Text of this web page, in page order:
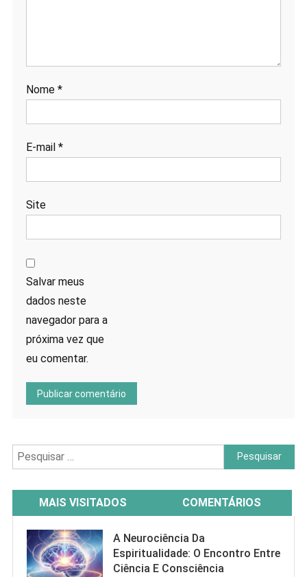
Nome *
E-mail *
Site
Salvar meus
dados neste
navegador para a
próxima vez que
eu comentar.
Pesquisar
por:
MAIS VISITADOS COMENTÁRIOS
A Neurociência Da
Espiritualidade: O Encontro Entre
Ciência E Consciência